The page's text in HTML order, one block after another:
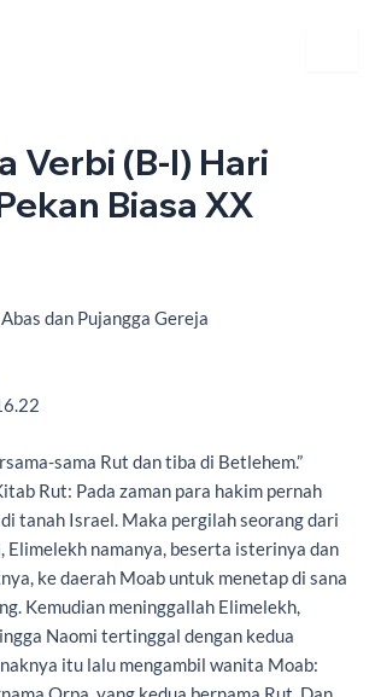
Verbi (B-I) Hari
Biasa XX
dan Pujangga Gereja
sama Rut dan tiba di Betlehem.”
Rut: Pada zaman para hakim pernah
tanah Israel. Maka pergilah seorang dari
Elimelekh namanya, beserta isterinya dan
ke daerah Moab untuk menetap di sana
Kemudian meninggallah Elimelekh,
Naomi tertinggal dengan kedua
itu lalu mengambil wanita Moab: